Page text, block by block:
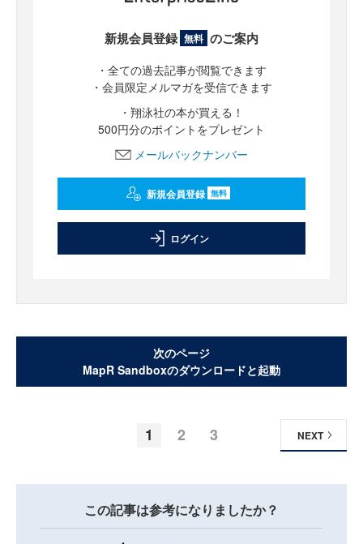
新規会員登録 無料 のご案内
・全ての過去記事が閲覧できます
・会員限定メルマガを受信できます
・翔泳社の本が買える！
500円分のポイントをプレゼント
メールバックナンバー
新規会員登録 無料
ログイン
次のページ
MapR Sandboxのダウンロードと起動
1 2 3 NEXT
この記事は参考になりましたか？